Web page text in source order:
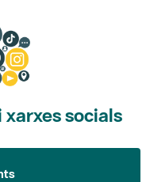
socials